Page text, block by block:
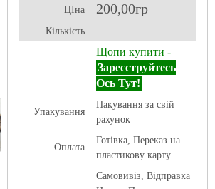
ЦІна 200,00гр
Кількість
Щопи купити -
Зареєструйтесь
Ось Тут!
Упакування
Пакування за свій
рахунок
Оплата
Готівка, Переказ на
пластикову карту
Самовивіз, Відправка